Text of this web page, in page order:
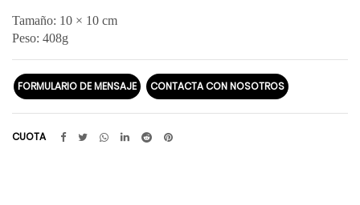
Tamaño: 10 × 10 cm
Peso: 408g
FORMULARIO DE MENSAJE CONTACTA CON NOSOTROS
CUOTA